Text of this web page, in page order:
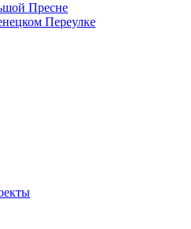
Пресне
Переулке